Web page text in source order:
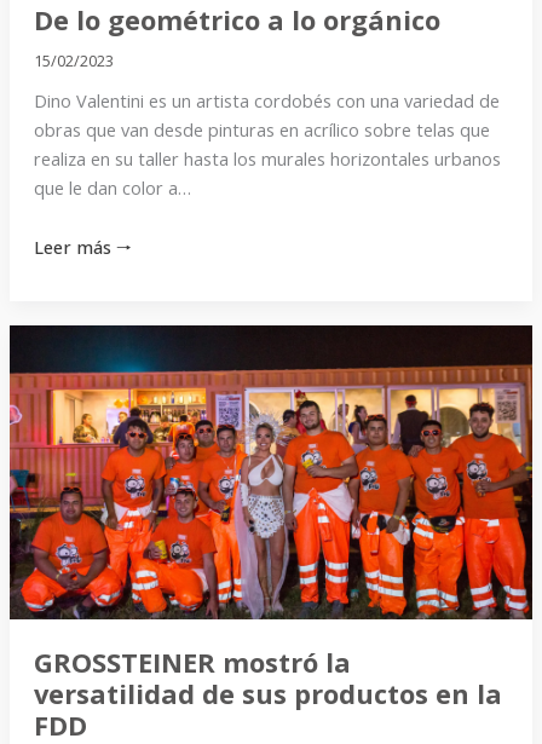
De lo geométrico a lo orgánico
15/02/2023
Dino Valentini es un artista cordobés con una variedad de
obras que van desde pinturas en acrílico sobre telas que
realiza en su taller hasta los murales horizontales urbanos
que le dan color a…
Leer más 🠒
GROSSTEINER mostró la
versatilidad de sus productos en la
FDD
mostró
versatilidad
sus
productos
en
la
FDD